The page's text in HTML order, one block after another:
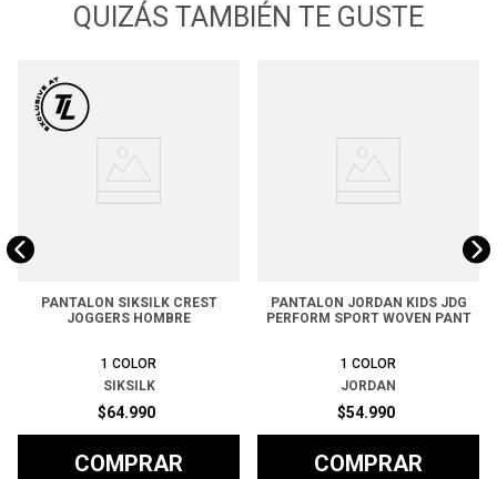
QUIZÁS TAMBIÉN TE GUSTE
PANTALON SIKSILK CREST
JOGGERS HOMBRE
1 COLOR
SIKSILK
$64.990
COMPRAR
PANTALON JORDAN KIDS JDG
PERFORM SPORT WOVEN PANT
1 COLOR
JORDAN
$54.990
COMPRAR